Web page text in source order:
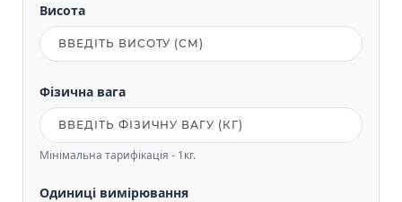
Висота
Фізична вага
Мінімальна тарифікація - 1кг.
Одиниці вимірювання